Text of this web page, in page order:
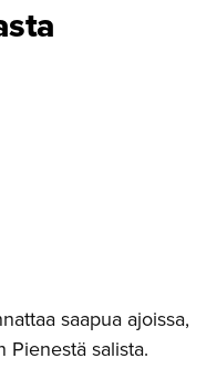
saapua ajoissa,
Pienestä salista.